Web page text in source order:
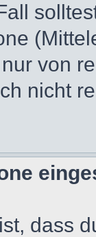
von
nicht
dass